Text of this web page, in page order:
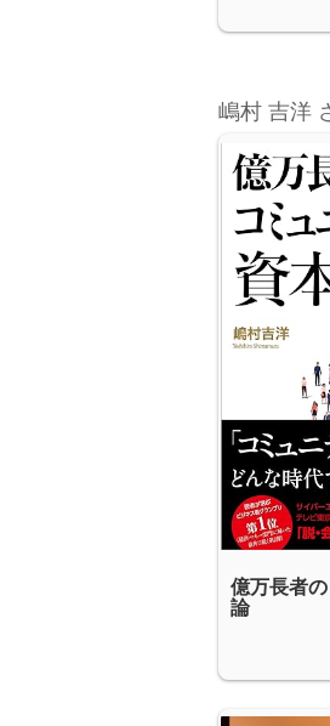
嶋村 吉洋
億万長者
論